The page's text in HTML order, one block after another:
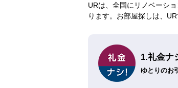
URは、全国にリノベーシ
ります。お部屋探しは、UR
1.礼金ナ
ゆとりのお